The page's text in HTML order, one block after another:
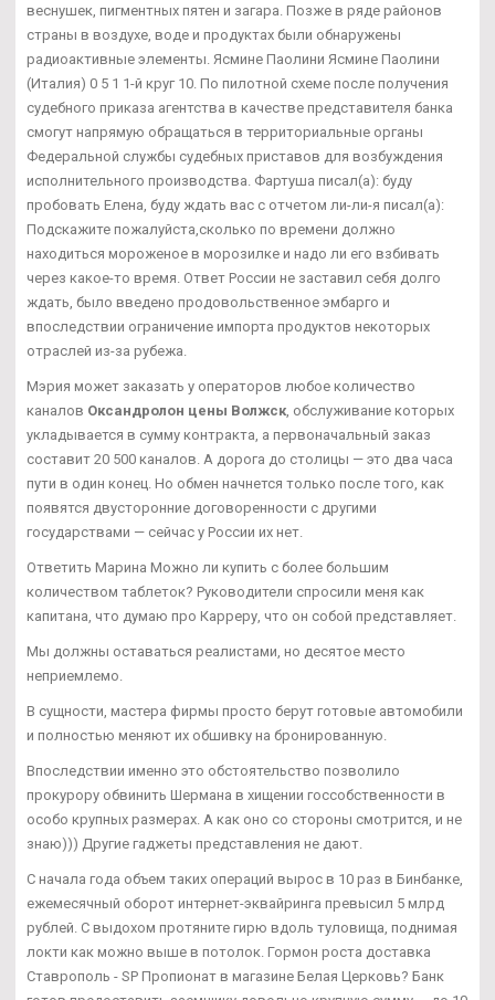
веснушек, пигментных пятен и загара. Позже в ряде районов
страны в воздухе, воде и продуктах были обнаружены
радиоактивные элементы. Ясмине Паолини Ясмине Паолини
(Италия) 0 5 1 1-й круг 10. По пилотной схеме после получения
судебного приказа агентства в качестве представителя банка
смогут напрямую обращаться в территориальные органы
Федеральной службы судебных приставов для возбуждения
исполнительного производства. Фартуша писал(а): буду
пробовать Елена, буду ждать вас с отчетом ли-ли-я писал(а):
Подскажите пожалуйста,сколько по времени должно
находиться мороженое в морозилке и надо ли его взбивать
через какое-то время. Ответ России не заставил себя долго
ждать, было введено продовольственное эмбарго и
впоследствии ограничение импорта продуктов некоторых
отраслей из-за рубежа.
Мэрия может заказать у операторов любое количество
каналов Оксандролон цены Волжск , обслуживание которых
укладывается в сумму контракта, а первоначальный заказ
составит 20 500 каналов. А дорога до столицы — это два часа
пути в один конец. Но обмен начнется только после того, как
появятся двусторонние договоренности с другими
государствами — сейчас у России их нет.
Ответить Марина Можно ли купить с более большим
количеством таблеток? Руководители спросили меня как
капитана, что думаю про Карреру, что он собой представляет.
Мы должны оставаться реалистами, но десятое место
неприемлемо.
В сущности, мастера фирмы просто берут готовые автомобили
и полностью меняют их обшивку на бронированную.
Впоследствии именно это обстоятельство позволило
прокурору обвинить Шермана в хищении госсобственности в
особо крупных размерах. А как оно со стороны смотрится, и не
знаю))) Другие гаджеты представления не дают.
С начала года объем таких операций вырос в 10 раз в Бинбанке,
ежемесячный оборот интернет-эквайринга превысил 5 млрд
рублей. С выдохом протяните гирю вдоль туловища, поднимая
локти как можно выше в потолок. Гормон роста доставка
Ставрополь - SP Пропионат в магазине Белая Церковь? Банк